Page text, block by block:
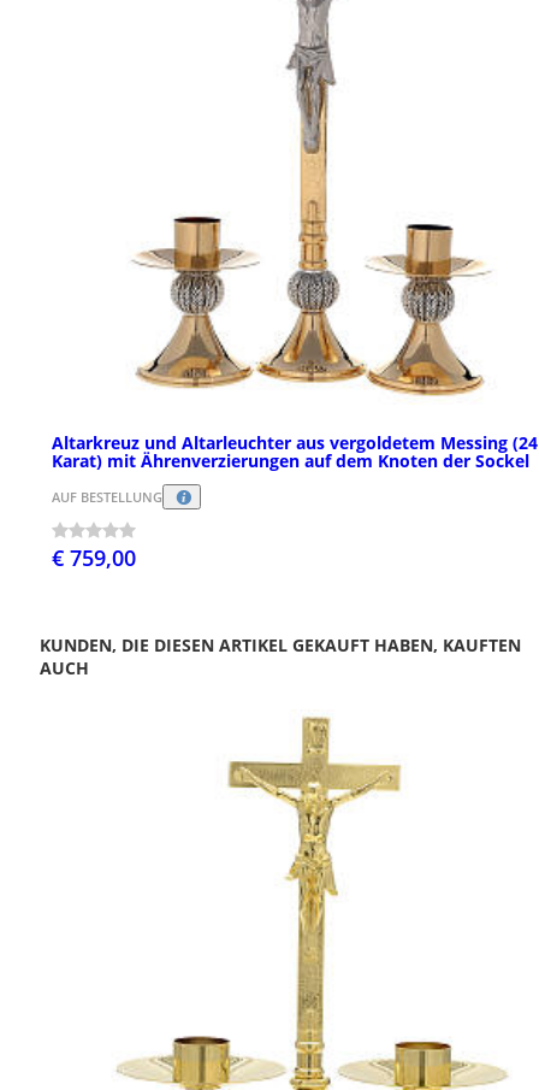
Altarkreuz und Altarleuchter aus vergoldetem Messing (24
Karat) mit Ährenverzierungen auf dem Knoten der Sockel
AUF BESTELLUNG
€ 759,00
KUNDEN, DIE DIESEN ARTIKEL GEKAUFT HABEN, KAUFTEN
AUCH